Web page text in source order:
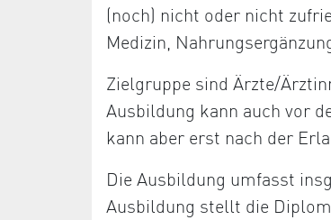
(noch) nicht oder nicht
Medizin,
Zielgruppe sind Ärzte/
Ausbildung kann auch vor
kann aber erst nach der
Die Ausbildung umfasst
Ausbildung stellt die